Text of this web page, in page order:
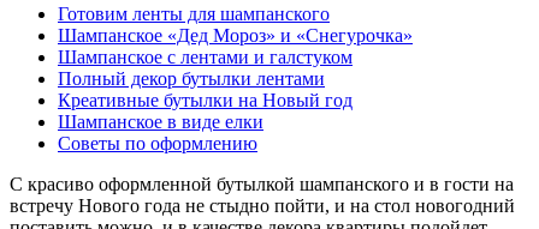
Готовим ленты для шампанского
Шампанское «Дед Мороз» и «Снегурочка»
Шампанское с лентами и галстуком
Полный декор бутылки лентами
Креативные бутылки на Новый год
Шампанское в виде елки
Советы по оформлению
С красиво оформленной бутылкой шампанского и в гости на
встречу Нового года не стыдно пойти, и на стол новогодний